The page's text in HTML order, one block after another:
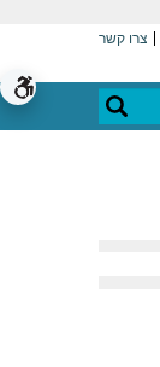
צרו קשר